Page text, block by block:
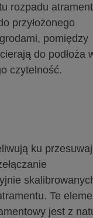
rozpadu
przyłożonego
pomiędzy
do podłoża
czytelność.
ku
Te
jest z